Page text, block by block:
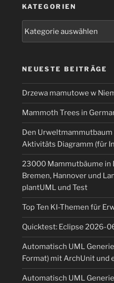
KATEGORIEN
NEUESTE BEITRÄGE
Drzewa mamutowe w
Mammoth Trees in
Den Urweltmammutbaum
Aktivitäts Diagramm (für
23000 Mammutbäume in
Bremen, Hannover und
plantUML und Test
Top Ten KI-Themen für
Quicktest: Eclipse 2026-
Automatisch UML
Format) mit ArchUnit und
Automatisch UML